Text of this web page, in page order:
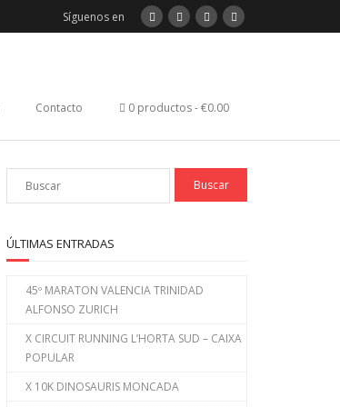
Síguenos en
Contacto 0 productos €0.00
ÚLTIMAS ENTRADAS
45º MARATON VALENCIA TRINIDAD
ALFONSO ZURICH
X CIRCUIT RUNNING L’HORTA SUD – CAIXA
POPULAR
X 10K DINOSAURIS MONCADA